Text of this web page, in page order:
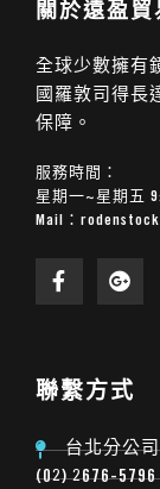
關於遠盈貿
全球少數擁有
國羅敦司得長
保障。
服務時間：
星期一~星期五
Mail：
聯繫方式
台北分公司
(02) 2676-5796